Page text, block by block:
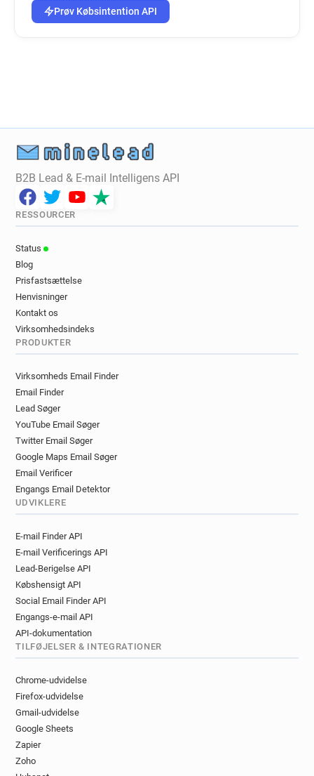
Prøv Købsintention API
B2B Lead & E-mail Intelligens API
RESSOURCER
Status
Blog
Prisfastsættelse
Henvisninger
Kontakt os
Virksomhedsindeks
PRODUKTER
Virksomheds Email Finder
Email Finder
Lead Søger
YouTube Email Søger
Twitter Email Søger
Google Maps Email Søger
Email Verificer
Engangs Email Detektor
UDVIKLERE
E-mail Finder API
E-mail Verificerings API
Lead-Berigelse API
Købshensigt API
Social Email Finder API
Engangs-e-mail API
API-dokumentation
TILFØJELSER & INTEGRATIONER
Chrome-udvidelse
Firefox-udvidelse
Gmail-udvidelse
Google Sheets
Zapier
Zoho